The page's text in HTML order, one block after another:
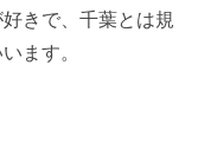
きで、千葉とは規
ます。